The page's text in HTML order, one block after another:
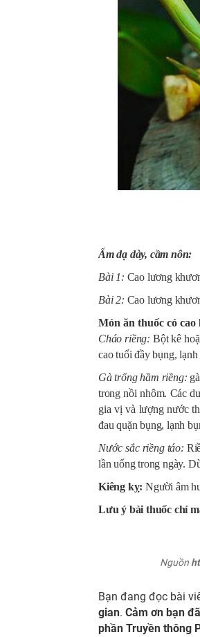
Ấm dạ dày, cầm nôn:
Bài 1: Cao lương
Bài 2: Cao lương
Món ăn thuốc có
Cháo riềng: Bột kê
cao tuổi đầy bụng,
Gà trống hầm riềng:
trong nồi nhôm. Các
gia vị và lượng nước
đau quặn bụng, lạnh
Nước sắc riềng táo:
lần uống trong ngày.
Kiêng kỵ: Người âm
Lưu ý bài thuốc chỉ
Nguồn
Bạn đang đọc bài
gian. Cảm ơn bạn
phần Truyền thông